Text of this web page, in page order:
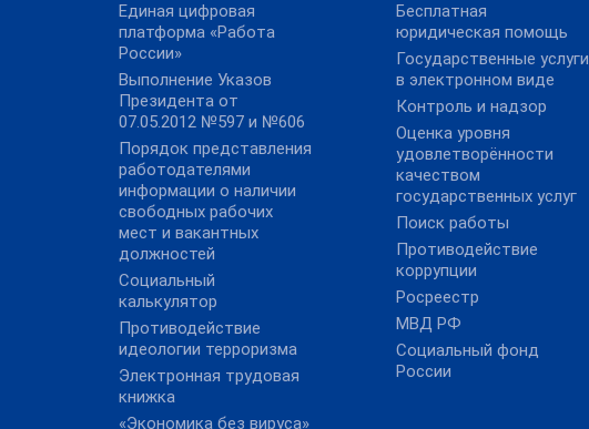
Единая цифровая
платформа «Работа
России»
Выполнение Указов
Президента от
07.05.2012 №597 и №606
Порядок представления
работодателями
информации о наличии
свободных рабочих
мест и вакантных
должностей
Социальный
калькулятор
Противодействие
идеологии терроризма
Электронная трудовая
книжка
«Экономика без вируса»
Бесплатная
юридическая помощь
Государственные услуги
в электронном виде
Контроль и надзор
Оценка уровня
удовлетворённости
качеством
государственных услуг
Поиск работы
Противодействие
коррупции
Росреестр
МВД РФ
Социальный фонд
России